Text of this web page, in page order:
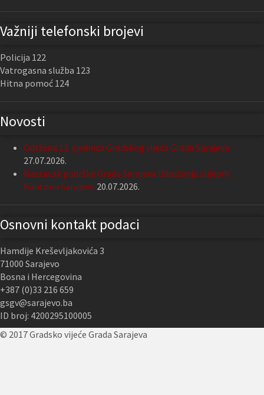
Važniji telefonski brojevi
Policija 122
Vatrogasna služba 123
Hitna pomoć 124
Novosti
Održana 13. sjednica Gradskog vijeća Grada Sarajeva
27.07.2026.
Nastavak podrške Grada Sarajeva Udruženju slijepih
Kantona Sarajevo 20.07.2026.
Osnovni kontakt podaci
Hamdije Kreševljakovića 3
71000 Sarajevo
Bosna i Hercegovina
+387 (0)33 216 659
gsgv@sarajevo.ba
ID broj: 4200295100005
© 2017 Gradsko vijeće Grada Sarajeva